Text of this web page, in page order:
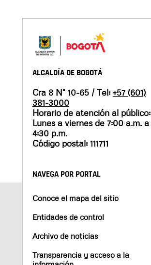
ALCALDÍA DE BOGOTÁ
Cra 8 N° 10-65 / Tel: +57 (601)
381-3000
Horario de atención al público:
Lunes a viernes de 7:00 a.m. a
4:30 p.m.
Código postal: 111711
NAVEGA POR PORTAL
Conoce el mapa del sitio
Entidades de control
Archivo de noticias
Transparencia y acceso a la